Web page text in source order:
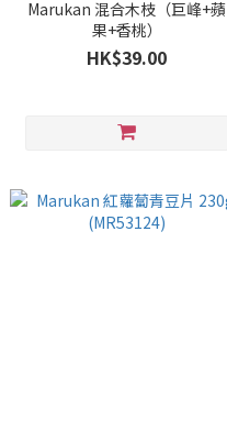
Marukan 混合木枝（巨峰+蘋
果+香桃）
HK$39.00